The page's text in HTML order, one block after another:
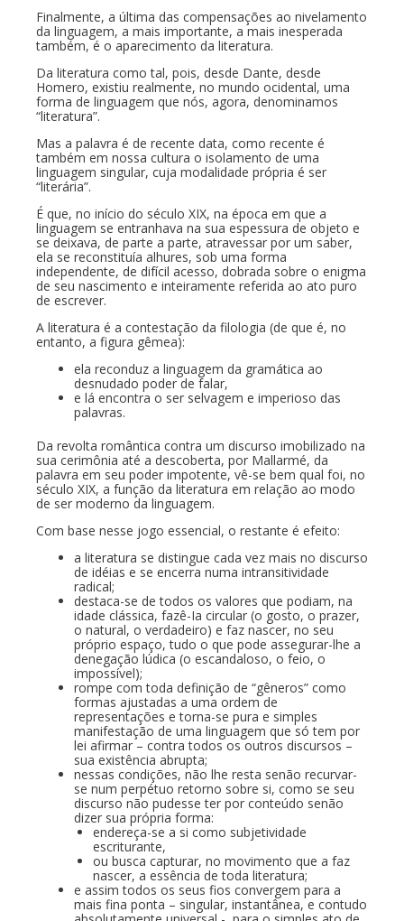
Finalmente, a última das compensações ao nivelamento
da linguagem, a mais importante, a mais inesperada
também, é o aparecimento da literatura.
Da literatura como tal, pois, desde Dante, desde
Homero, existiu realmente, no mundo ocidental, uma
forma de linguagem que nós, agora, denominamos
“literatura”.
Mas a palavra é de recente data, como recente é
também em nossa cultura o isolamento de uma
linguagem singular, cuja modalidade própria é ser
“literária”.
É que, no início do século XIX, na época em que a
linguagem se entranhava na sua espessura de objeto e
se deixava, de parte a parte, atravessar por um saber,
ela se reconstituía alhures, sob uma forma
independente, de difícil acesso, dobrada sobre o enigma
de seu nascimento e inteiramente referida ao ato puro
de escrever.
A literatura é a contestação da filologia (de que é, no
entanto, a figura gêmea):
ela reconduz a linguagem da gramática ao
desnudado poder de falar,
e lá encontra o ser selvagem e imperioso das
palavras.
Da revolta romântica contra um discurso imobilizado na
sua cerimônia até a descoberta, por Mallarmé, da
palavra em seu poder impotente, vê-se bem qual foi, no
século XIX, a função da literatura em relação ao modo
de ser moderno da linguagem.
Com base nesse jogo essencial, o restante é efeito:
a literatura se distingue cada vez mais no discurso
de idéias e se encerra numa intransitividade
radical;
destaca-se de todos os valores que podiam, na
idade clássica, fazê-Ia circular (o gosto, o prazer,
o natural, o verdadeiro) e faz nascer, no seu
próprio espaço, tudo o que pode assegurar-lhe a
denegação lúdica (o escandaloso, o feio, o
impossível);
rompe com toda definição de “gêneros” como
formas ajustadas a uma ordem de
representações e torna-se pura e simples
manifestação de uma linguagem que só tem por
lei afirmar – contra todos os outros discursos –
sua existência abrupta;
nessas condições, não lhe resta senão recurvar-
se num perpétuo retorno sobre si, como se seu
discurso não pudesse ter por conteúdo senão
dizer sua própria forma:
endereça-se a si como subjetividade
escriturante,
ou busca capturar, no movimento que a faz
nascer, a essência de toda literatura;
e assim todos os seus fios convergem para a
mais fina ponta – singular, instantânea, e contudo